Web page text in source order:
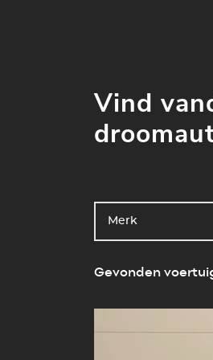
Vind
Gevonden